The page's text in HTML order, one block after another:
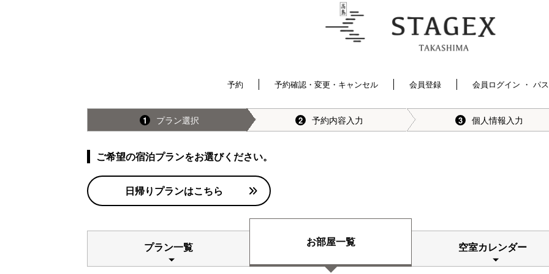
予約 予約確認・変更・キャンセル 会員登録 会員ログイン ・ パ
1 プラン選択 2 予約内容入力 3 個人情報入力
ご希望の宿泊プランをお選びください。
日帰りプランはこちら
プラン一覧 お部屋一覧 空室カレンダー